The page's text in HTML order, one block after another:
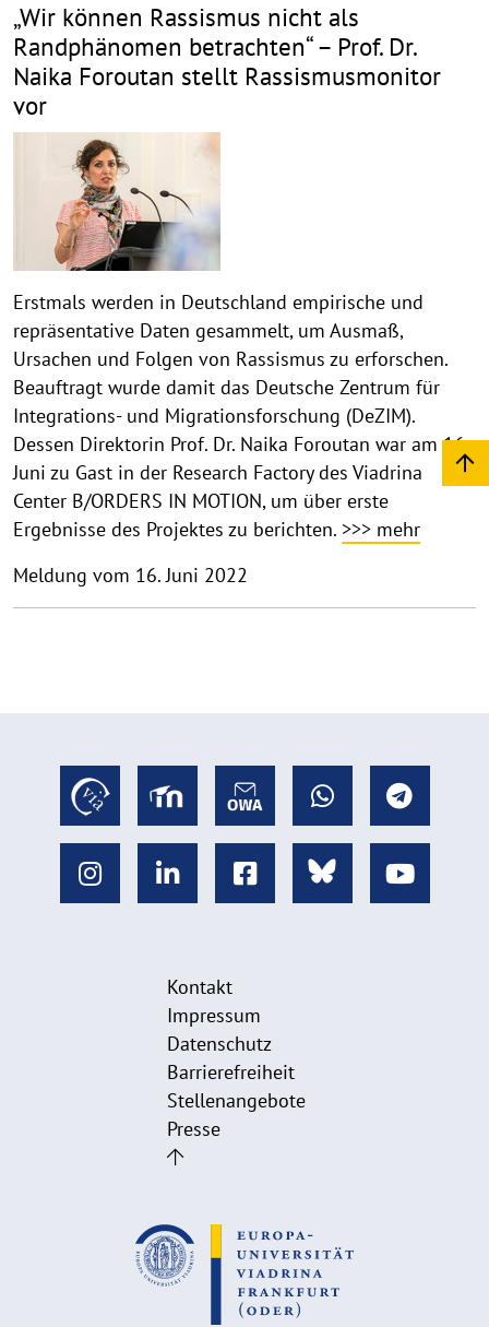
„Wir können Rassismus nicht als
Randphänomen betrachten“ – Prof. Dr.
Naika Foroutan stellt Rassismusmonitor
vor
Erstmals werden in Deutschland empirische und
repräsentative Daten gesammelt, um Ausmaß,
Ursachen und Folgen von Rassismus zu erforschen.
Beauftragt wurde damit das Deutsche Zentrum für
Integrations- und Migrationsforschung (DeZIM).
Dessen Direktorin Prof. Dr. Naika Foroutan war am 16.
Juni zu Gast in der Research Factory des Viadrina
Center B/ORDERS IN MOTION, um über erste
Ergebnisse des Projektes zu berichten. >>> mehr
Meldung vom 16. Juni 2022
Kontakt
Impressum
Datenschutz
Barrierefreiheit
Stellenangebote
Presse